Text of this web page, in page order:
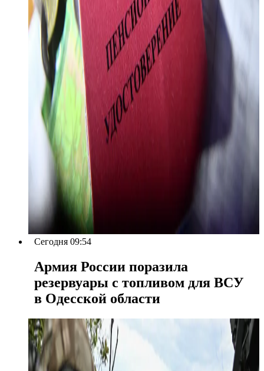
Сегодня 09:54
Армия России поразила
резервуары с топливом для ВСУ
в Одесской области